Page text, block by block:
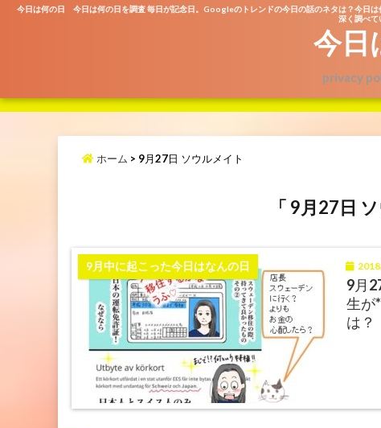
今日は何の日 今日は何の日を調査 毎日が記念日。Googleのトレンドの今日の話のネタは？今日
深く調べ
今日
privacy
ホーム > 9月27日 ソウルメイト
「 9月27日
9月中に起こった今日はなんの日
9月
生が
は？